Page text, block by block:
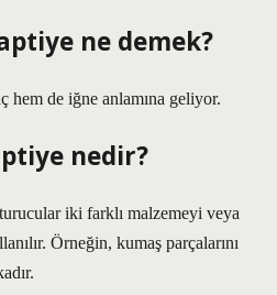
ne demek?
hem de iğne anlamına geliyor.
nedir?
iki farklı malzemeyi veya
Örneğin, kumaş parçalarını